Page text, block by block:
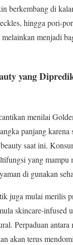
berkembang di
hingga pori-
menjadi
yang
menilai
panjang karena
saat ini.
yang mampu
di gunakan
juga mulai merilis
skincare-infused
Perpaduan antara
akan terus